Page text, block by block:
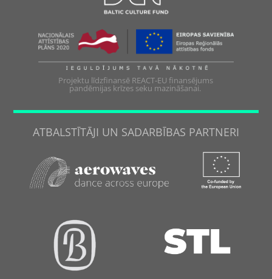
Projektu līdzfinansē REACT-EU finansējums
pandēmijas krīzes seku mazināšanai.
ATBALSTĪTĀJI UN SADARBĪBAS PARTNERI